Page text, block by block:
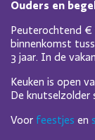
Ouders en
Peuterochtend
binnenkomst
3 jaar. In de
Keuken is open
De knutselzolder
Voor feestjes en